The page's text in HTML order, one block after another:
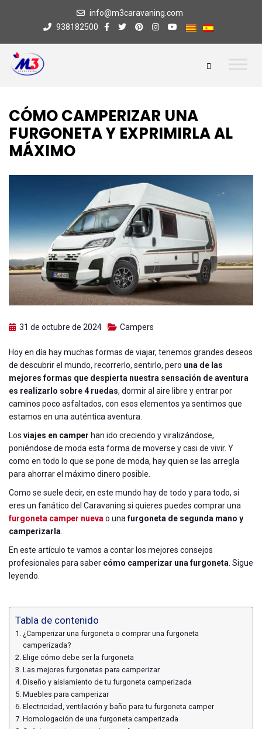
info@m3caravaning.com
938182500
CÓMO CAMPERIZAR UNA
FURGONETA Y EXPRIMIRLA AL
MÁXIMO
31 de octubre de 2024 Campers
Hoy en día hay muchas formas de viajar, tenemos grandes deseos
de descubrir el mundo, recorrerlo, sentirlo, pero una de las
mejores formas que despierta nuestra sensación de aventura
es realizarlo sobre 4 ruedas, dormir al aire libre y entrar por
caminos poco asfaltados, con esos elementos ya sentimos que
estamos en una auténtica aventura.
Los viajes en camper han ido creciendo y viralizándose,
poniéndose de moda esta forma de moverse y casi de vivir. Y
como en todo lo que se pone de moda, hay quien se las arregla
para ahorrar el máximo dinero posible.
Como se suele decir, en este mundo hay de todo y para todo, si
eres un fanático del Caravaning si quieres puedes comprar una
furgoneta camper nueva o unafurgoneta de segunda mano y
camperizarla
En este artículo te vamos a contar los mejores consejos
profesionales para saber cómo camperizar una furgoneta . Sigue
leyendo.
Tabla de contenido
¿Camperizar una furgoneta o comprar una furgoneta
camperizada?
Elige cómo debe ser la furgoneta
Las mejores furgonetas para camperizar
Diseño y aislamiento de tu furgoneta camperizada
Muebles para camperizar
Electricidad, ventilación y baño para tu furgoneta camper
Homologación de una furgoneta camperizada